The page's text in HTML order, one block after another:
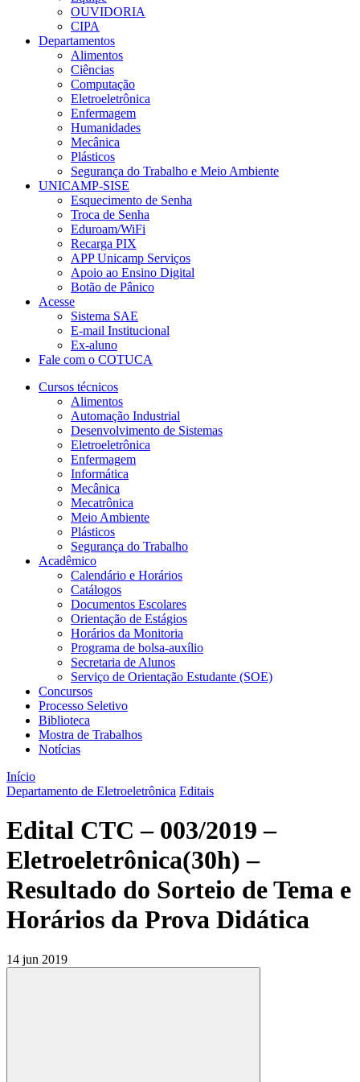
OUVIDORIA
CIPA
Departamentos
Alimentos
Ciências
Computação
Eletroeletrônica
Enfermagem
Humanidades
Mecânica
Plásticos
Segurança do Trabalho e Meio Ambiente
UNICAMP-SISE
Esquecimento de Senha
Troca de Senha
Eduroam/WiFi
Recarga PIX
APP Unicamp Serviços
Apoio ao Ensino Digital
Botão de Pânico
Acesse
Sistema SAE
E-mail Institucional
Ex-aluno
Fale com o COTUCA
Cursos técnicos
Alimentos
Automação Industrial
Desenvolvimento de Sistemas
Eletroeletrônica
Enfermagem
Informática
Mecânica
Mecatrônica
Meio Ambiente
Plásticos
Segurança do Trabalho
Acadêmico
Calendário e Horários
Catálogos
Documentos Escolares
Orientação de Estágios
Horários da Monitoria
Programa de bolsa-auxílio
Secretaria de Alunos
Serviço de Orientação Estudante (SOE)
Concursos
Processo Seletivo
Biblioteca
Mostra de Trabalhos
Notícias
Início
Departamento de Eletroeletrônica Editais
Edital CTC – 003/2019 –
Eletroeletrônica(30h) –
Resultado do Sorteio de Tema e
Horários da Prova Didática
14 jun 2019